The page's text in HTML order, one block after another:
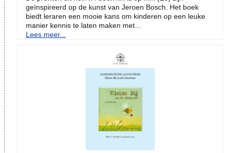
geïnspireerd op de kunst van Jeroen Bosch. Het boek
biedt leraren een mooie kans om kinderen op een leuke
manier kennis te laten maken met...
Lees meer...